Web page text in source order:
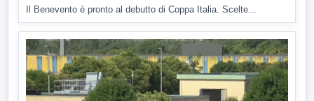
Il Benevento è pronto al debutto di Coppa Italia. Scelte...